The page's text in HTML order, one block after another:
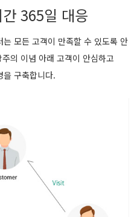
365일 대응
는 모든 고객이 만족할 수 있도록 안
의 이념 아래 고객이 안심하고
을 구축합니다.